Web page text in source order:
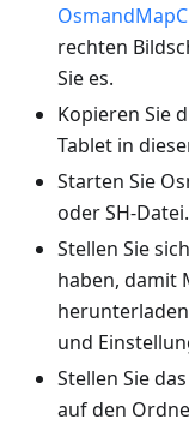
rechten
Sie es.
Kopieren Sie
Tablet in
Starten Sie
oder SH-Datei.
Stellen Sie
haben, damit
und
Stellen Sie
auf den